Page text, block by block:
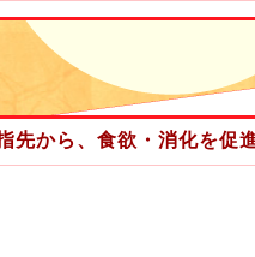
しんでいただけたようで、男性
参加していただきました！！
ったものなので今回はおかわり
ました。
であった為、今後も買い物や調理
先から、食欲・消化を促